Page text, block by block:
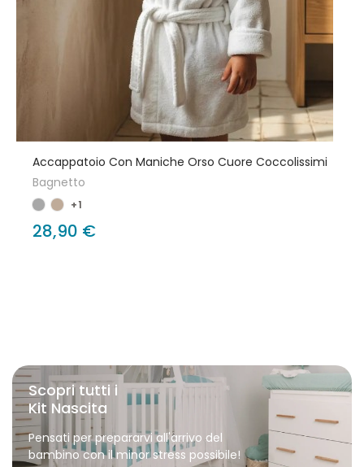
Accappatoio Con Maniche Orso Cuore Coccolissimi
Bagnetto
+1
28,90 €
Scopri tutti i
Kit Nascita
Pensati per prepararvi all'arrivo del
bambino con il minor stress possibile!